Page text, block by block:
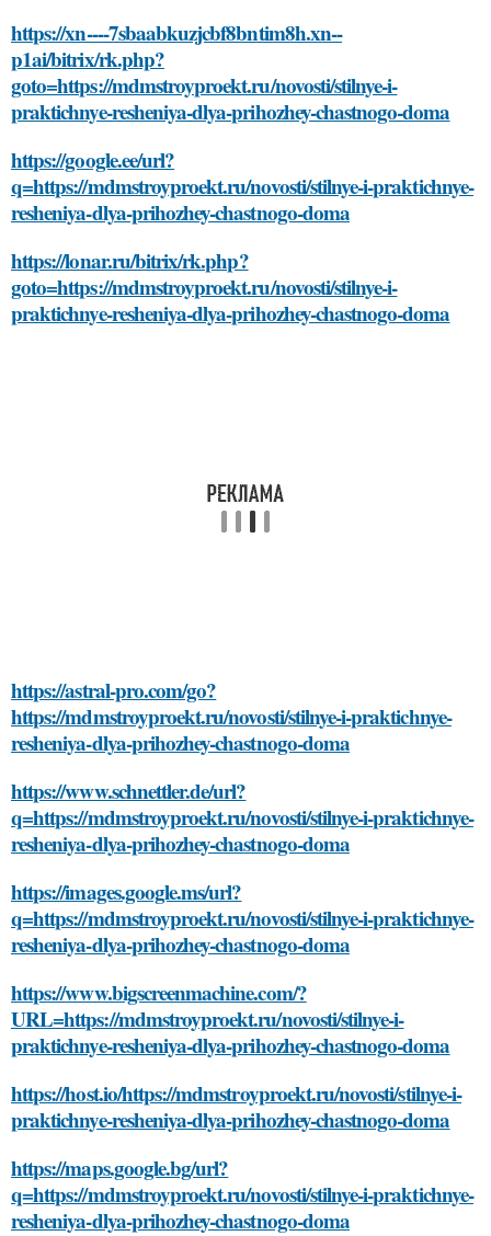
https://xn----7sbaabkuzjcbf8bntim8h.xn--
p1ai/bitrix/rk.php?
goto=https://mdmstroyproekt.ru/novosti/stilnye-i-
praktichnye-resheniya-dlya-prihozhey-chastnogo-doma
https://google.ee/url?
q=https://mdmstroyproekt.ru/novosti/stilnye-i-praktichnye-
resheniya-dlya-prihozhey-chastnogo-doma
https://lonar.ru/bitrix/rk.php?
goto=https://mdmstroyproekt.ru/novosti/stilnye-i-
praktichnye-resheniya-dlya-prihozhey-chastnogo-doma
https://astral-pro.com/go?
https://mdmstroyproekt.ru/novosti/stilnye-i-praktichnye-
resheniya-dlya-prihozhey-chastnogo-doma
https://www.schnettler.de/url?
q=https://mdmstroyproekt.ru/novosti/stilnye-i-praktichnye-
resheniya-dlya-prihozhey-chastnogo-doma
https://images.google.ms/url?
q=https://mdmstroyproekt.ru/novosti/stilnye-i-praktichnye-
resheniya-dlya-prihozhey-chastnogo-doma
https://www.bigscreenmachine.com/?
URL=https://mdmstroyproekt.ru/novosti/stilnye-i-
praktichnye-resheniya-dlya-prihozhey-chastnogo-doma
https://host.io/https://mdmstroyproekt.ru/novosti/stilnye-i-
praktichnye-resheniya-dlya-prihozhey-chastnogo-doma
https://maps.google.bg/url?
q=https://mdmstroyproekt.ru/novosti/stilnye-i-praktichnye-
resheniya-dlya-prihozhey-chastnogo-doma